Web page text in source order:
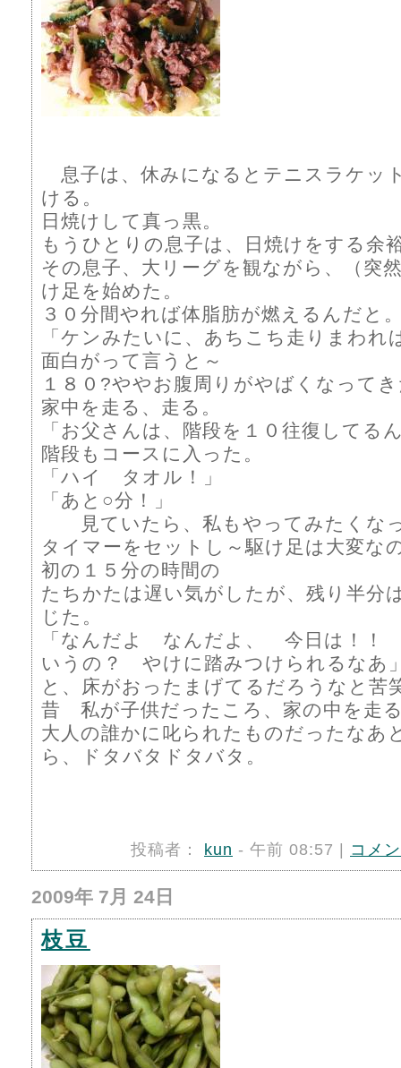
息子は、休みになるとテニスラケッ
ける。
日焼けして真っ黒。
もうひとりの息子は、日焼けをする余
その息子、大リーグを観ながら、（突
け足を始めた。
３０分間やれば体脂肪が燃えるんだと
「ケンみたいに、あちこち走りまわれ
面白がって言うと～
１８０?ややお腹周りがやばくなって
家中を走る、走る。
「お父さんは、階段を１０往復してる
階段もコースに入った。
「ハイ タオル！」
「あと○分！」
見ていたら、私もやってみたくな
タイマーをセットし～駆け足は大変な
初の１５分の時間の
たちかたは遅い気がしたが、残り半分
じた。
「なんだよ なんだよ、 今日は！！
いうの？ やけに踏みつけられるなあ
と、床がおったまげてるだろうなと
昔 私が子供だったころ、家の中を走
大人の誰かに叱られたものだったなあ
ら、ドタバタドタバタ。
投稿者： kun - 午前 08:57 | コメ
2009年 7月 24日
枝豆